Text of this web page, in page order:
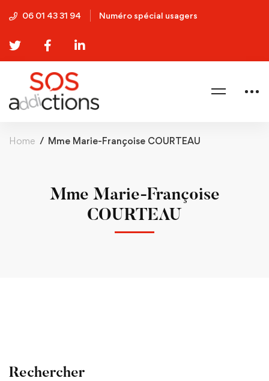
06 01 43 31 94 Numéro spécial usagers
Home Mme Marie-Françoise COURTEAU
Mme Marie-Françoise
COURTEAU
Rechercher